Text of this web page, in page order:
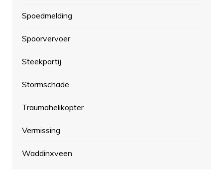
Spoedmelding
Spoorvervoer
Steekpartij
Stormschade
Traumahelikopter
Vermissing
Waddinxveen